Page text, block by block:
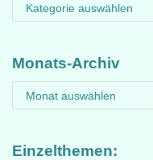
Monats-Archiv
Einzelthemen: